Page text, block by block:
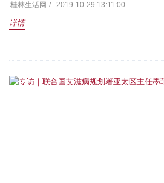
桂林生活网 2019-10-29 13:11:00
详情